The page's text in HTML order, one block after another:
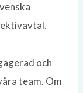
och
team. Om